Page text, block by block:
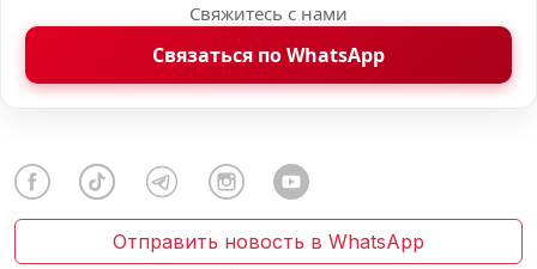
Свяжитесь с нами
Связаться по WhatsApp
Отправить новость в WhatsApp